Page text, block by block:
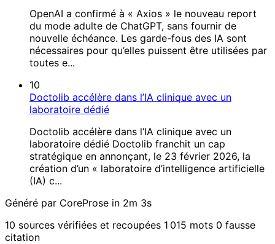
OpenAI a confirmé à « Axios » le nouveau report
du mode adulte de ChatGPT, sans fournir de
nouvelle échéance. Les garde-fous des IA sont
nécessaires pour qu’elles puissent être utilisées par
toutes e...
10
Doctolib accélère dans l’IA clinique avec un
laboratoire dédié
Doctolib accélère dans l’IA clinique avec un
laboratoire dédié Doctolib franchit un cap
stratégique en annonçant, le 23 février 2026, la
création d’un « laboratoire d’intelligence artificielle
(IA) c...
Généré par CoreProse in 2m 3s
10 sources vérifiées et recoupées 1 015 mots 0 fausse
citation